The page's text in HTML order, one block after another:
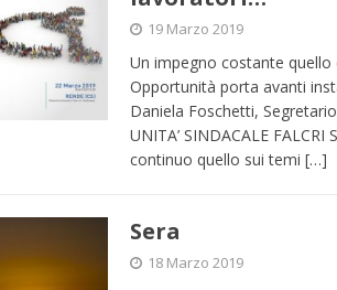
19 Marzo 2019
Un impegno costante
Opportunità porta avanti
Daniela Foschetti,
UNITA’ SINDACALE
continuo quello sui temi […]
Sera
18 Marzo 2019